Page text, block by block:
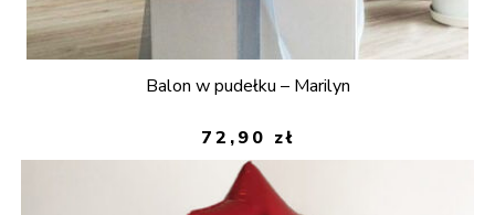
Balon w pudełku – Marilyn
72,90 zł